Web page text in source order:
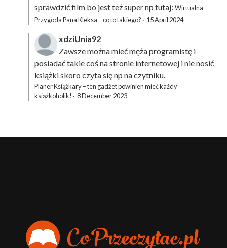
sprawdzić film bo jest też super np tutaj: Wirtualna
Przygoda Pana Kleksa – co to takiego? · 15 April 2024
xdziUnia92
Zawsze można mieć męża programistę i
posiadać takie coś na stronie internetowej i nie nosić
książki skoro czyta się np na czytniku.
Planer Książkary – ten gadżet powinien mieć każdy
książkoholik! · 8 December 2023